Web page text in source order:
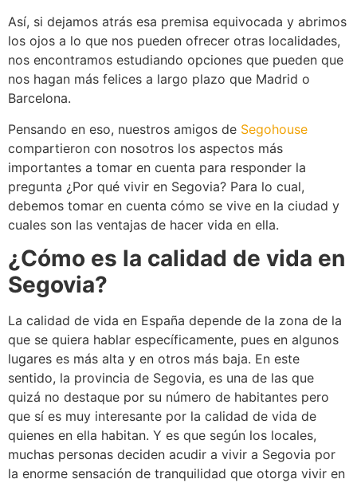
Así, si dejamos atrás esa premisa equivocada y abrimos
los ojos a lo que nos pueden ofrecer otras localidades,
nos encontramos estudiando opciones que pueden que
nos hagan más felices a largo plazo que Madrid o
Barcelona.
Pensando en eso, nuestros amigos de Segohouse
compartieron con nosotros los aspectos más
importantes a tomar en cuenta para responder la
pregunta ¿Por qué vivir en Segovia? Para lo cual,
debemos tomar en cuenta cómo se vive en la ciudad y
cuales son las ventajas de hacer vida en ella.
¿Cómo es la calidad de vida en
Segovia?
La calidad de vida en España depende de la zona de la
que se quiera hablar específicamente, pues en algunos
lugares es más alta y en otros más baja. En este
sentido, la provincia de Segovia, es una de las que
quizá no destaque por su número de habitantes pero
que sí es muy interesante por la calidad de vida de
quienes en ella habitan. Y es que según los locales,
muchas personas deciden acudir a vivir a Segovia por
la enorme sensación de tranquilidad que otorga vivir en